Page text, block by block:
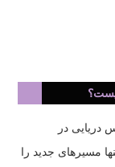
دریایی در
مسیرهای جدید را